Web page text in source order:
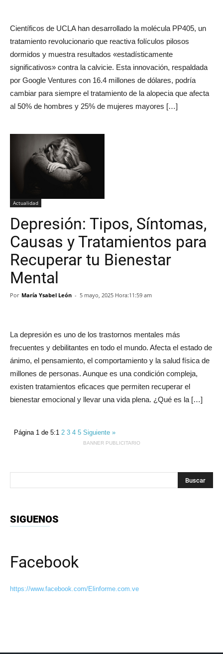
Científicos de UCLA han desarrollado la molécula PP405, un
tratamiento revolucionario que reactiva folículos pilosos
dormidos y muestra resultados «estadísticamente
significativos» contra la calvicie. Esta innovación, respaldada
por Google Ventures con 16.4 millones de dólares, podría
cambiar para siempre el tratamiento de la alopecia que afecta
al 50% de hombres y 25% de mujeres mayores […]
Actualidad
Depresión: Tipos, Síntomas,
Causas y Tratamientos para
Recuperar tu Bienestar
Mental
Por María Ysabel León - 5 mayo, 2025 Hora:11:59 am
La depresión es uno de los trastornos mentales más
frecuentes y debilitantes en todo el mundo. Afecta el estado de
ánimo, el pensamiento, el comportamiento y la salud física de
millones de personas. Aunque es una condición compleja,
existen tratamientos eficaces que permiten recuperar el
bienestar emocional y llevar una vida plena. ¿Qué es la […]
Página 1 de 5:1 2345Siguiente »
BANNER PUBLICITARIO
SIGUENOS
Facebook
https://www.facebook.com/Elinforme.com.ve